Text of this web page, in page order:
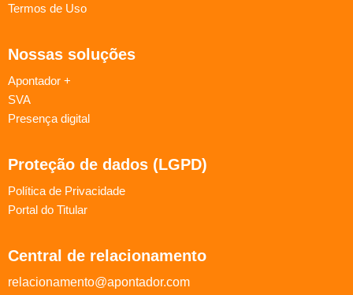
Termos de Uso
Nossas soluções
Apontador +
SVA
Presença digital
Proteção de dados (LGPD)
Política de Privacidade
Portal do Titular
Central de relacionamento
relacionamento@apontador.com